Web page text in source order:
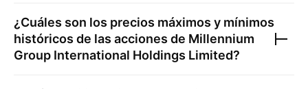
¿Cuáles son los precios máximos y mínimos
históricos de las acciones de Millennium
Group International Holdings Limited?